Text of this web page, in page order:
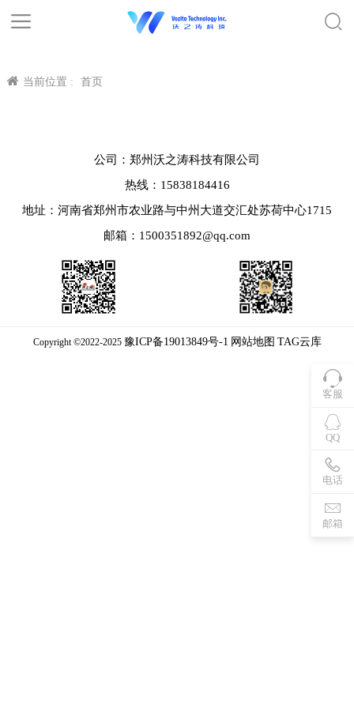
当前位置 : 首页
客服
QQ
电话
邮箱
公司：郑州沃之涛科技有限公司
热线：15838184416
地址：河南省郑州市农业路与中州大道交汇处苏荷中心1715
邮箱：1500351892@qq.com
Copyright ©2022-2025 豫ICP备19013849号-1 网站地图 TAG云库